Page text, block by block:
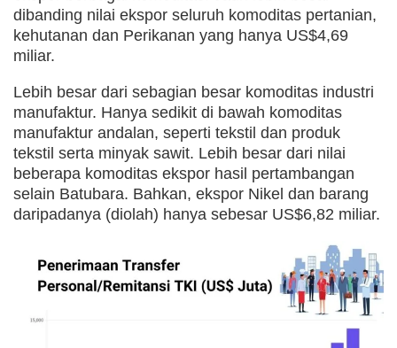
dibanding nilai ekspor seluruh komoditas pertanian,
kehutanan dan Perikanan yang hanya US$4,69
miliar.
Lebih besar dari sebagian besar komoditas industri
manufaktur. Hanya sedikit di bawah komoditas
manufaktur andalan, seperti tekstil dan produk
tekstil serta minyak sawit. Lebih besar dari nilai
beberapa komoditas ekspor hasil pertambangan
selain Batubara. Bahkan, ekspor Nikel dan barang
daripadanya (diolah) hanya sebesar US$6,82 miliar.